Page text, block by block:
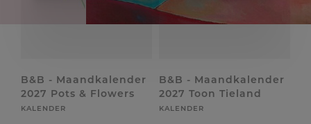
B&B - Maandkalender
2027 Pots & Flowers
KALENDER
B&B - Maandkalender
2027 Toon Tieland
KALENDER